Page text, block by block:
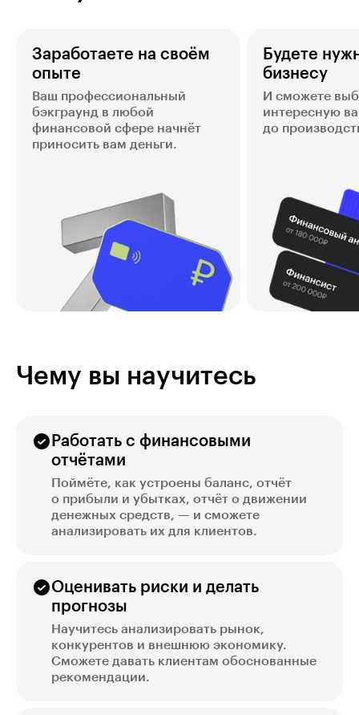
Заработаете на своём
опыте
Ваш профессиональный
бэкграунд в любой
финансовой сфере начнёт
приносить вам деньги.
Будете
бизнесу
И сможете
интересную
до
Чему вы научитесь
Работать с финансовыми
отчётами
Поймёте, как устроены баланс, отчёт
о прибыли и убытках, отчёт о движении
денежных средств, — и сможете
анализировать их для клиентов.
Оценивать риски и делать
прогнозы
Научитесь анализировать рынок,
конкурентов и внешнюю экономику.
Сможете давать клиентам обоснованные
рекомендации.